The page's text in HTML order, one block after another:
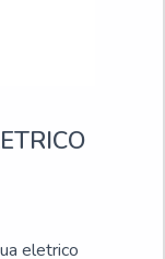
eletrico